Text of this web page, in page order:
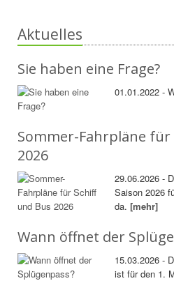
Aktuelles
Sie haben eine Frage?
01.01.2022 -
Sommer-Fahrpläne für
2026
29.06.2026 -
Saison 2026
da.[mehr]
Wann öffnet der
15.03.2026 -
ist für den 1.